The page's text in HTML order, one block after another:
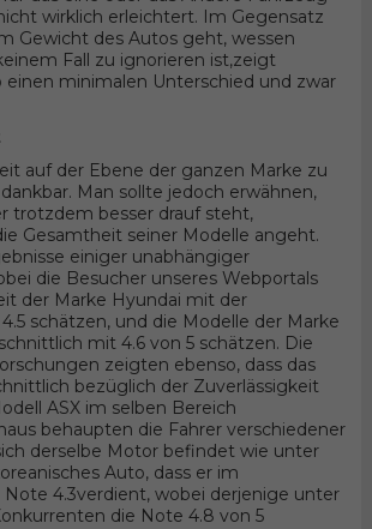
wirklich erleichtert. Im Gegensatz
Gewicht des Autos geht, wessen
Fall zu ignorieren ist,zeigt
einen minimalen Unterschied und zwar
auf der Ebene der ganzen Marke zu
Man sollte jedoch erwähnen,
trotzdem besser drauf steht,
Gesamtheit seiner Modelle angeht.
einiger unabhängiger
die Besucher unseres Webportals
der Marke Hyundai mit der
schätzen, und die Modelle der Marke
mit 4.6 von 5 schätzen. Die
zeigten ebenso, dass das
bezüglich der Zuverlässigkeit
ASX im selben Bereich
behaupten die Fahrer verschiedener
derselbe Motor befindet wie unter
Auto, dass er im
4.3verdient, wobei derjenige unter
die Note 4.8 von 5